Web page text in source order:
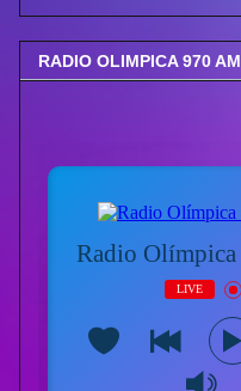
RADIO OLIMPICA 970 AM